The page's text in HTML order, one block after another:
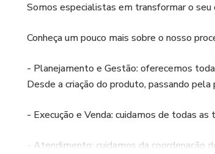
Somos especialistas em transformar o
Conheça um pouco mais sobre o nosso
- Planejamento e Gestão: oferecemos
Desde a criação do produto, passando
- Execução e Venda: cuidamos de todas
- Atendimento: cuidamos da coordenação